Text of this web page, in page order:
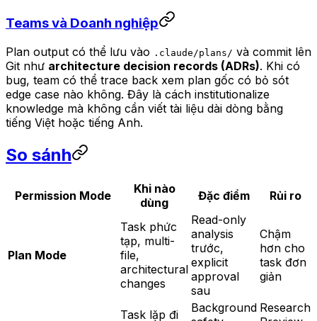
Teams và Doanh nghiệp
Plan output có thể lưu vào .claude/plans/ và commit lên
Git như architecture decision records (ADRs). Khi có
bug, team có thể trace back xem plan gốc có bỏ sót
edge case nào không. Đây là cách institutionalize
knowledge mà không cần viết tài liệu dài dòng bằng
tiếng Việt hoặc tiếng Anh.
So sánh
Permission Mode
Khi nào
dùng
Đặc điểm Rủi ro
Plan Mode
Task phức
tạp, multi-
file,
architectural
changes
Read-only
analysis
trước,
explicit
approval
sau
Chậm
hơn cho
task đơn
giản
Task lặp đi
Background Research